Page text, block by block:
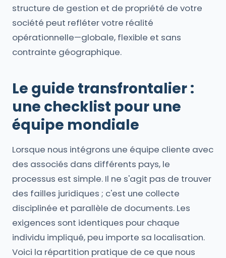
structure de gestion et de propriété de votre
société peut refléter votre réalité
opérationnelle—globale, flexible et sans
contrainte géographique.
Le guide transfrontalier :
une checklist pour une
équipe mondiale
Lorsque nous intégrons une équipe cliente avec
des associés dans différents pays, le
processus est simple. Il ne s'agit pas de trouver
des failles juridiques ; c'est une collecte
disciplinée et parallèle de documents. Les
exigences sont identiques pour chaque
individu impliqué, peu importe sa localisation.
Voici la répartition pratique de ce que nous